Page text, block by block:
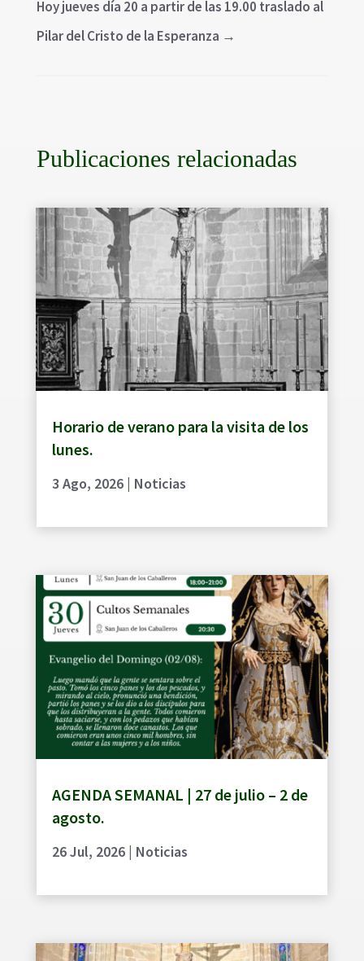
Hoy jueves día 20 a partir de las 19.00 traslado al
Pilar del Cristo de la Esperanza →
Publicaciones relacionadas
Horario de verano para la visita de los
lunes.
3 Ago, 2026| Noticias
AGENDA SEMANAL | 27 de julio – 2 de
agosto.
26 Jul, 2026| Noticias